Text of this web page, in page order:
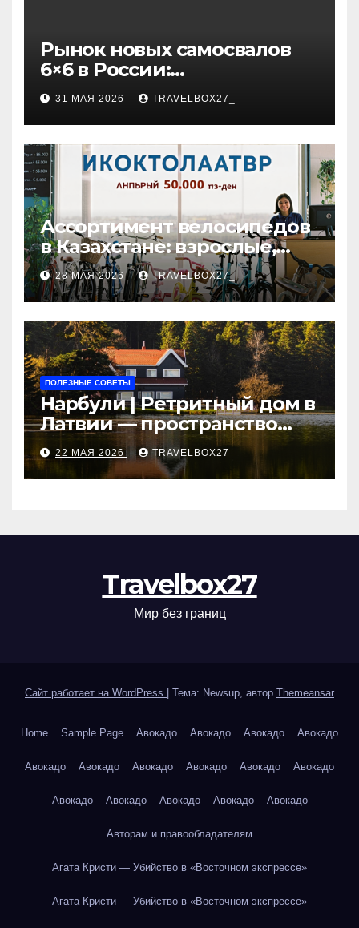
Рынок новых самосвалов
6×6 в России:
характеристики и цены
31 МАЯ 2026 TRAVELBOX27_
Ассортимент велосипедов
в Казахстане: взрослые,
детские и городские
модели, ценовые
категории и варианты
рассрочки
28 МАЯ 2026 TRAVELBOX27_
ПОЛЕЗНЫЕ СОВЕТЫ
Нарбули | Ретритный дом в
Латвии — пространство
для саморазвития и
восстановления
22 МАЯ 2026 TRAVELBOX27_
Travelbox27
Мир без границ
Сайт работает на WordPress Тема: Newsup, автор Themeansar
Home Sample Page Авокадо Авокадо Авокадо Авокадо
Авокадо Авокадо Авокадо Авокадо Авокадо Авокадо
Авокадо Авокадо Авокадо Авокадо Авокадо
Авторам и правообладателям
Агата Кристи — Убийство в «Восточном экспрессе»
Агата Кристи — Убийство в «Восточном экспрессе»